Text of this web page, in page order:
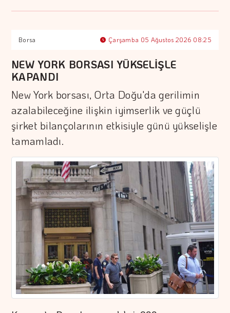
Borsa Çarşamba 05 Ağustos 2026 08:25
NEW YORK BORSASI YÜKSELİŞLE
KAPANDI
New York borsası, Orta Doğu'da gerilimin
azalabileceğine ilişkin iyimserlik ve güçlü
şirket bilançolarının etkisiyle günü yükselişle
tamamladı.